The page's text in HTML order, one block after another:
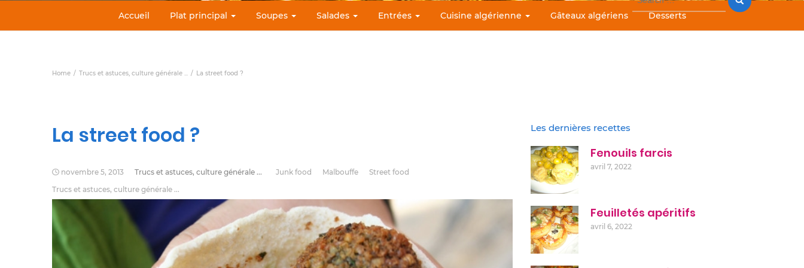
Accueil Plat principal Soupes Salades Entrées Cuisine algérienne Gâteaux algériens Desserts
Home Trucs et astuces, culture générale ... La street food ?
La street food ?
novembre 5, 2013 Trucs et astuces, culture générale ... Junk food Malbouffe
Street food
Trucs et astuces, culture générale ...
Les dernières recettes
Fenouils farcis
avril 7, 2022
Feuilletés apéritifs
avril 6, 2022